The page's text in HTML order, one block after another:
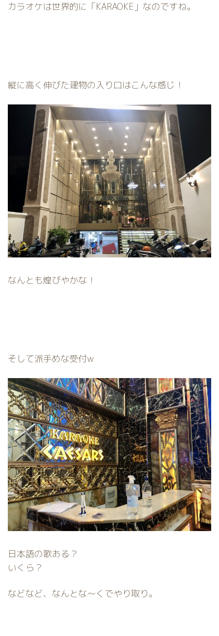
カラオケは世界的に「KARAOKE」なのですね。
縦に高く伸びた建物の入り口はこんな感じ！
なんとも煌びやかな！
そして派手めな受付w
日本語の歌ある？
いくら？
などなど、なんとな〜くでやり取り。